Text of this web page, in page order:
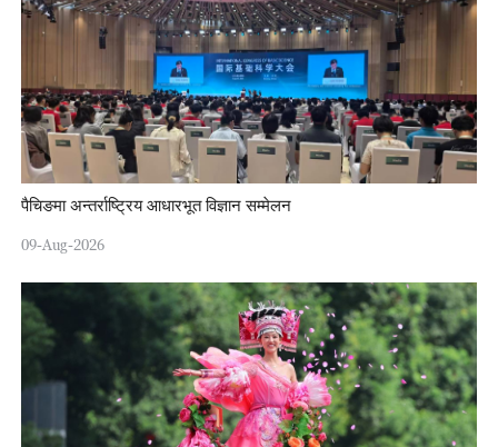
पैचिङमा अन्तर्राष्ट्रिय आधारभूत विज्ञान सम्मेलन
09-Aug-2026